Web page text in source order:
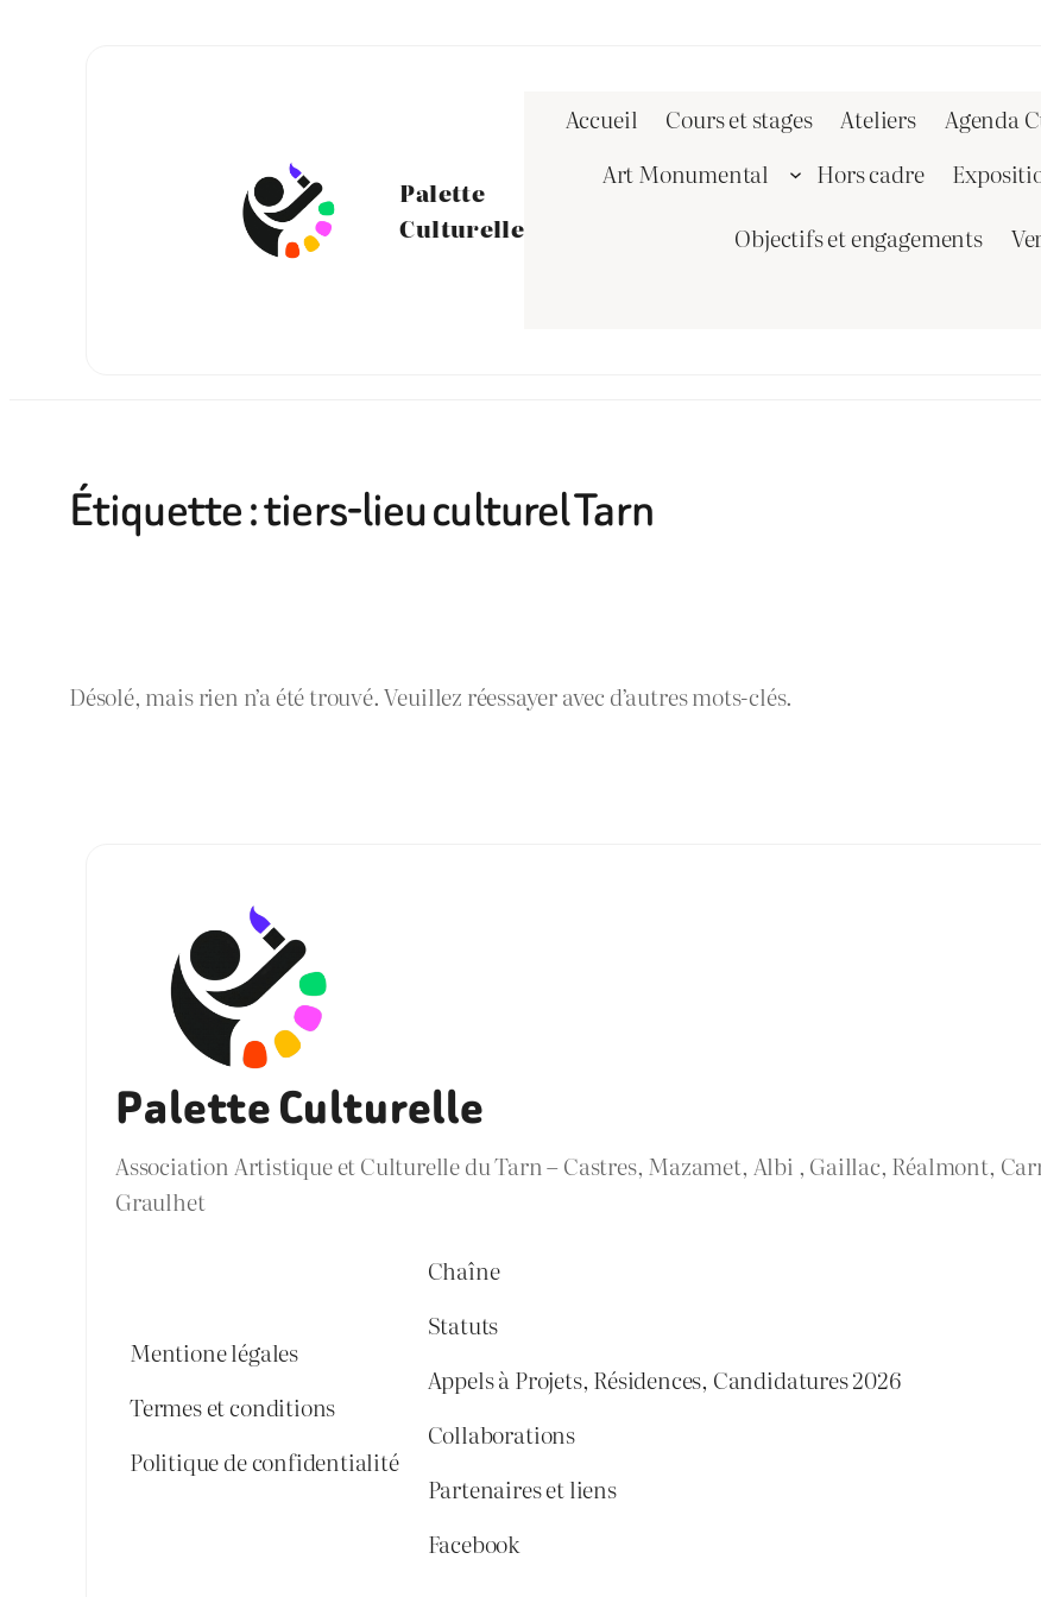
Palette
Culturelle
Accueil Cours et stages Ateliers Agenda
Art Monumental
Hors cadre
Objectifs et engagements
Étiquette :tiers-lieu culturel Tarn
Désolé, mais rien n’a été trouvé. Veuillez réessayer avec d’autres mots-clés.
Palette Culturelle
Association Artistique et Culturelle du Tarn – Castres, Mazamet, Albi , Gaillac, Réalmont,
Graulhet
Mentione légales
Termes et conditions
Politique de confidentialité
Chaîne
Statuts
Appels à Projets, Résidences, Candidatures 2026
Collaborations
Partenaires et liens
Facebook